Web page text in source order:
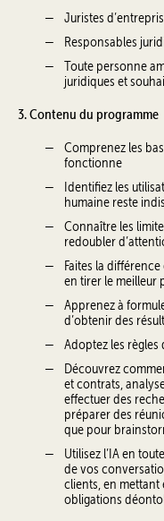
Juristes
Responsables
Toute personne
juridiques et
3. Contenu du programme
Comprenez les
fonctionne
Identifiez les
humaine reste
Connaître les
redoubler
Faites la
en tirer le meilleur
Apprenez à
d’obtenir des
Adoptez les règles
Découvrez
et contrats,
effectuer des
préparer des
que pour
Utilisez l’IA en
de vos
clients, en
obligations